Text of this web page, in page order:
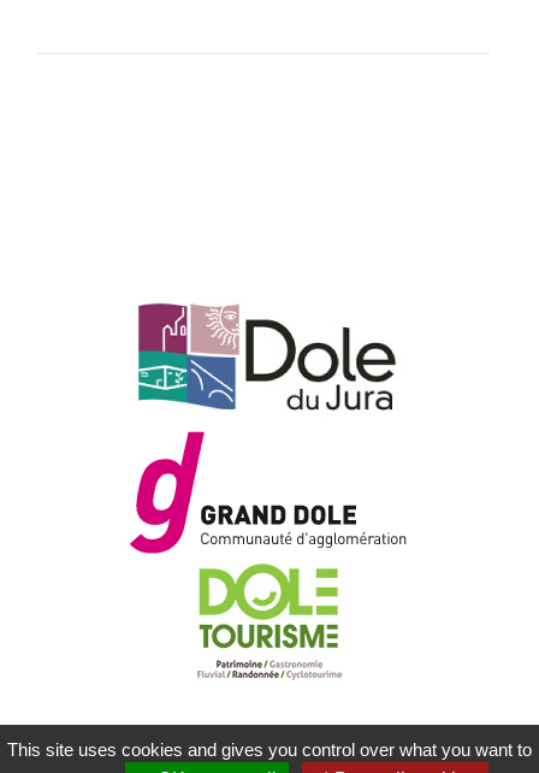
This site uses cookies and gives you control over what you want to